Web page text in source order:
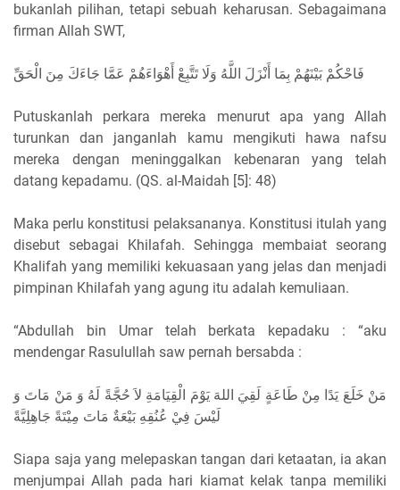
bukanlah pilihan, tetapi sebuah keharusan. Sebagaimana
firman Allah SWT,
فَاحْكُمْ بَيْنَهُمْ بِمَا أَنْزَلَ اللَّهُ وَلَا تَتَّبِعْ أَهْوَاءَهُمْ عَمَّا جَاءَكَ مِنَ الْحَقِّ
Putuskanlah perkara mereka menurut apa yang Allah
turunkan dan janganlah kamu mengikuti hawa nafsu
mereka dengan meninggalkan kebenaran yang telah
datang kepadamu. (QS. al-Maidah [5]: 48)
Maka perlu konstitusi pelaksananya. Konstitusi itulah yang
disebut sebagai Khilafah. Sehingga membaiat seorang
Khalifah yang memiliki kekuasaan yang jelas dan menjadi
pimpinan Khilafah yang agung itu adalah kemuliaan.
“Abdullah bin Umar telah berkata kepadaku : “aku
mendengar Rasulullah saw pernah bersabda :
مَنْ خَلَعَ يَدًا مِنْ طَاعَةٍ لَقِيَ اللهَ يَوْمَ الْقِيَامَةِ لاَ حُجَّةً لَهُ وَ مَنْ مَاتَ وَ
لَيْسَ فِيْ عُنُقِهِ بَيْعَةٌ مَاتَ مِيْتَةً جَاهِلِيَّةً
Siapa saja yang melepaskan tangan dari ketaatan, ia akan
menjumpai Allah pada hari kiamat kelak tanpa memiliki